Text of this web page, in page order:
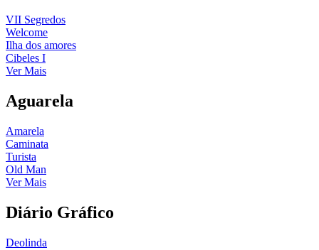
VII Segredos
Welcome
Ilha dos amores
Cibeles I
Ver Mais
Aguarela
Amarela
Caminata
Turista
Old Man
Ver Mais
Diário Gráfico
Deolinda